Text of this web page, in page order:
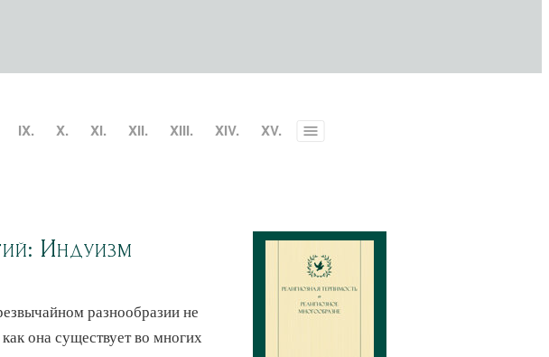
IX. X. XI. XII. XIII. XIV. XV. Toggle
Индуизм
разнообразии не
она существует во многих